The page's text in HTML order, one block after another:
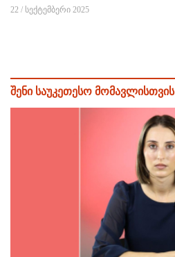
22 / სექტემბერი 2025
შენი საუკეთესო მომავლისთვის